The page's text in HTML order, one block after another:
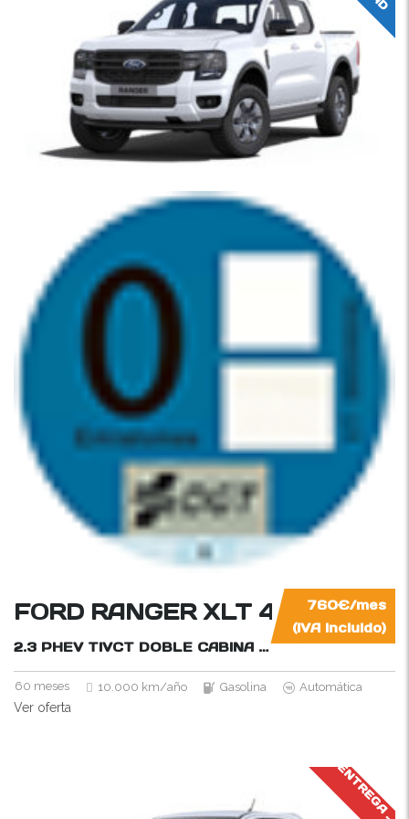
760€/mes
(IVA incluido)
FORD RANGER XLT 4×4
2.3 PHEV TIVCT DOBLE CABINA AUT. 280CV
60 meses 10.000 km/año Gasolina Automática
Ver oferta